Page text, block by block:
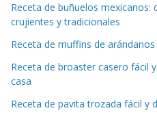
Receta de buñuelos mexicanos:
crujientes y tradicionales
Receta de muffins de
Receta de broaster casero fácil
casa
Receta de pavita trozada fácil y